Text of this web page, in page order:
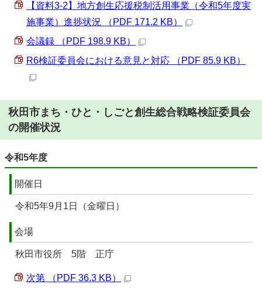
【資料3-2】地方創生応援税制活用事業（令和5年度実
施事業）進捗状況 （PDF 171.2 KB）
会議録 （PDF 198.9 KB）
R6検証委員会における意見と対応 （PDF 85.9 KB）
秋田市まち・ひと・しごと創生総合戦略検証委員会
の開催状況
令和5年度
開催日
令和5年9月1日（金曜日）
会場
秋田市役所 5階 正庁
次第 （PDF 36.3 KB）